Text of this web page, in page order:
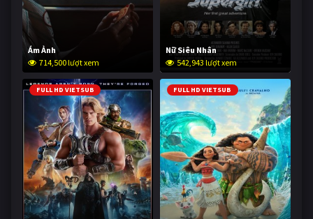
Ám Ảnh
714,500 lượt xem
Nữ Siêu Nhân
542,943 lượt xem
FULL HD VIETSUB FULL HD VIETSUB